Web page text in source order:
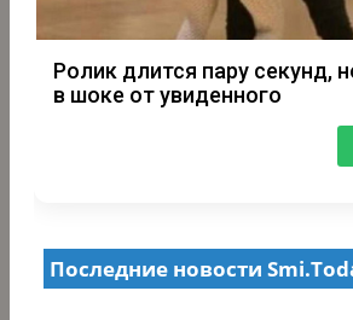
Ролик длится пару секунд,
в шоке от увиденного